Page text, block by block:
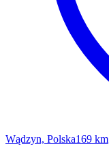
Wądzyn, Polska169 km